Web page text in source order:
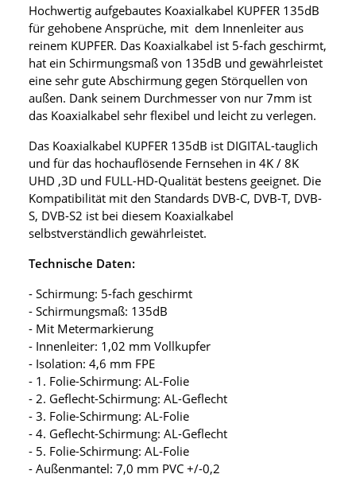
Hochwertig aufgebautes Koaxialkabel KUPFER 135dB
für gehobene Ansprüche, mit dem Innenleiter aus
reinem KUPFER. Das Koaxialkabel ist 5-fach geschirmt,
hat ein Schirmungsmaß von 135dB und gewährleistet
eine sehr gute Abschirmung gegen Störquellen von
außen. Dank seinem Durchmesser von nur 7mm ist
das Koaxialkabel sehr flexibel und leicht zu verlegen.
Das Koaxialkabel KUPFER 135dB ist DIGITAL-tauglich
und für das hochauflösende Fernsehen in 4K / 8K
UHD ,3D und FULL-HD-Qualität bestens geeignet. Die
Kompatibilität mit den Standards DVB-C, DVB-T, DVB-
S, DVB-S2 ist bei diesem Koaxialkabel
selbstverständlich gewährleistet.
Technische Daten:
- Schirmung: 5-fach geschirmt
- Schirmungsmaß: 135dB
- Mit Metermarkierung
- Innenleiter: 1,02 mm Vollkupfer
- Isolation: 4,6 mm FPE
- 1. Folie-Schirmung: AL-Folie
- 2. Geflecht-Schirmung: AL-Geflecht
- 3. Folie-Schirmung: AL-Folie
- 4. Geflecht-Schirmung: AL-Geflecht
- 5. Folie-Schirmung: AL-Folie
- Außenmantel: 7,0 mm PVC +/-0,2